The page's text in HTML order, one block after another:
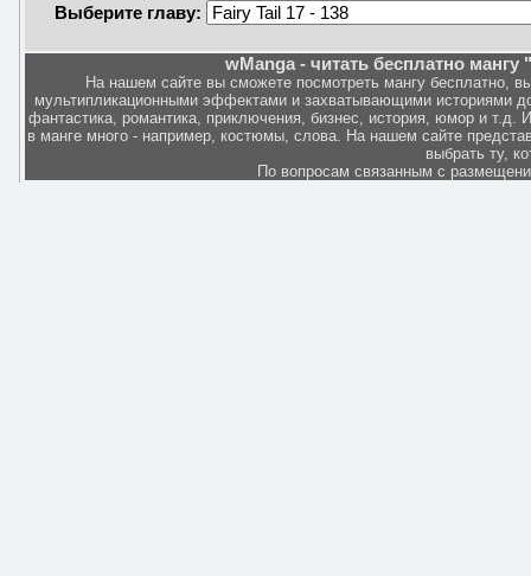
Выберите главу:
wManga - читать бесплатно
На нашем сайте вы сможете посмотреть мангу бесплатно,
мультипликационными эффектами и захватывающими историями
фантастика, романтика, приключения, бизнес, история, юмор и
в манге много - например, костюмы, слова. На нашем сайте
выбрать ту,
По вопросам связанным с